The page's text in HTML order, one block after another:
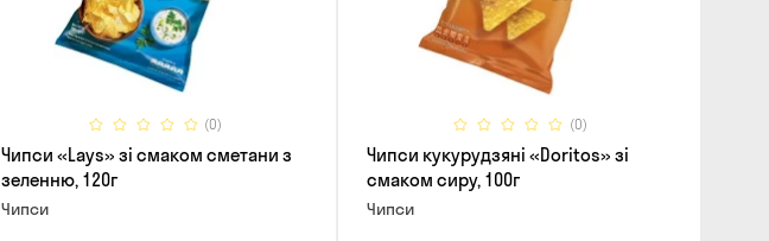
(0)
Чипси «Lays» зі смаком сметани з
зеленню, 120г
Чипси
(0)
Чипси кукурудзяні «Doritos» зі
смаком сиру, 100г
Чипси